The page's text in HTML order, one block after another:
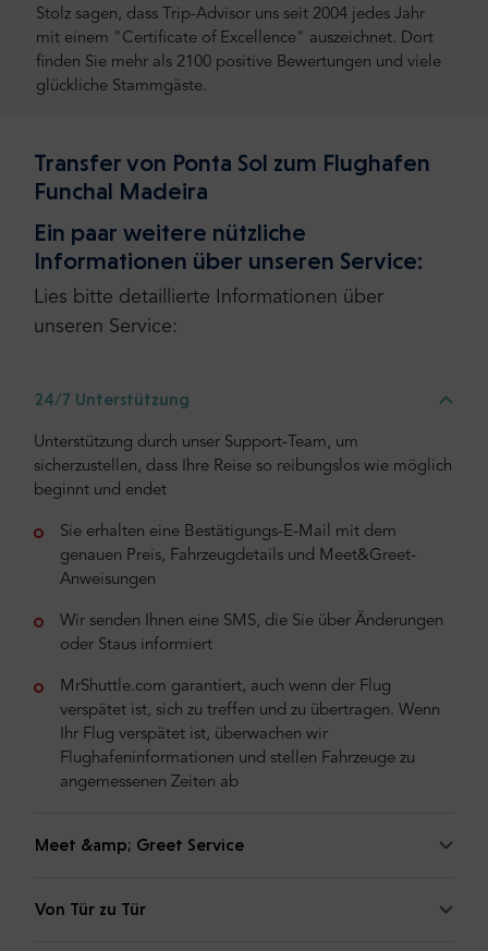
Stolz sagen, dass Trip-Advisor uns seit 2004 jedes Jahr
mit einem "Certificate of Excellence" auszeichnet. Dort
finden Sie mehr als 2100 positive Bewertungen und viele
glückliche Stammgäste.
Transfer von Ponta Sol zum Flughafen
Funchal Madeira
Ein paar weitere nützliche
Informationen über unseren Service:
Lies bitte detaillierte Informationen über
unseren Service:
24/7 Unterstützung
Unterstützung durch unser Support-Team, um
sicherzustellen, dass Ihre Reise so reibungslos wie möglich
beginnt und endet
Sie erhalten eine Bestätigungs-E-Mail mit dem
genauen Preis, Fahrzeugdetails und Meet&Greet-
Anweisungen
Wir senden Ihnen eine SMS, die Sie über Änderungen
oder Staus informiert
MrShuttle.com garantiert, auch wenn der Flug
verspätet ist, sich zu treffen und zu übertragen. Wenn
Ihr Flug verspätet ist, überwachen wir
Flughafeninformationen und stellen Fahrzeuge zu
angemessenen Zeiten ab
Meet &amp; Greet Service
Von Tür zu Tür